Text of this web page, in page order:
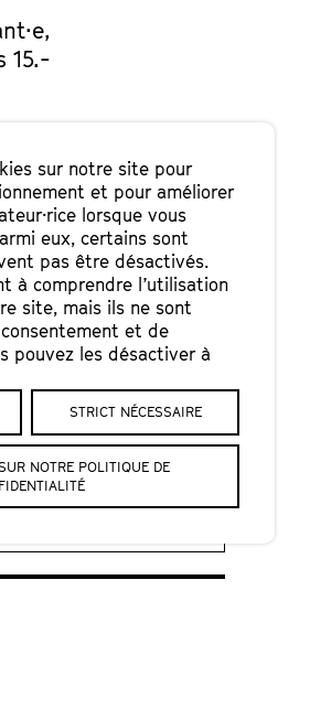
15.-
votre e-mail et on vous
au courant des prochains
!*
sur notre site pour
et pour améliorer
lorsque vous
eux, certains sont
pas être désactivés.
à comprendre l’utilisation
site, mais ils ne sont
et de
pouvez les désactiver à
STRICT NÉCESSAIRE
NOTRE POLITIQUE DE